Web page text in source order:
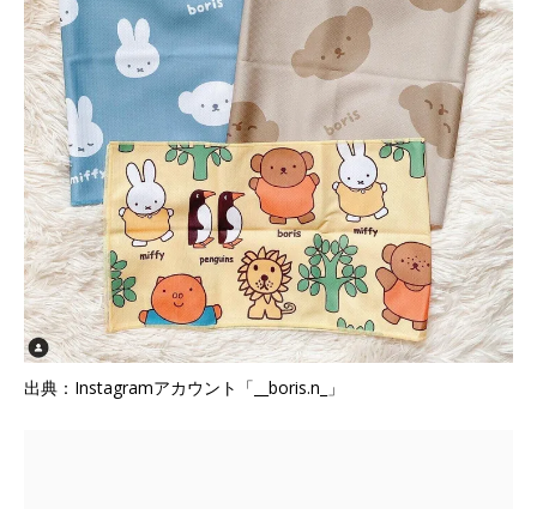
出典：Instagramアカウント「__boris.n_」